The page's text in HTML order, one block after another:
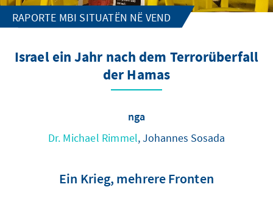
RAPORTE MBI SITUATËN NË VEND
Israel ein Jahr nach dem Terrorüberfall
der Hamas
nga
Dr. Michael Rimmel, Johannes Sosada
Ein Krieg, mehrere Fronten